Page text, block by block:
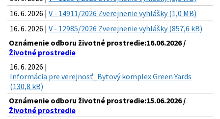
16. 6. 2026 | V - 14911/2026 Zverejnenie vyhlášky (1,0 MB)
16. 6. 2026 | V - 12985/2026 Zverejnenie vyhlášky (857,6 kB)
Oznámenie odboru životné prostredie:16.06.2026 /
Životné prostredie
16. 6. 2026 |
Informácia pre verejnosť_Bytový komplex Green Yards
(130,8 kB)
Oznámenie odboru životné prostredie:15.06.2026 /
Životné prostredie